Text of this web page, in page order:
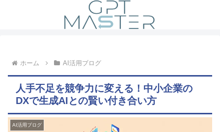
ホーム AI活用ブログ
人手不足を競争力に変える！中小企業の
DXで生成AIとの賢い付き合い方
AI活用ブログ